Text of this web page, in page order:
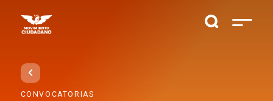
CONVOCATORIAS